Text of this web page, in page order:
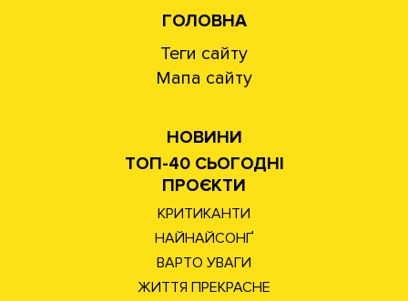
ГОЛОВНА
Теги сайту
Мапа сайту
НОВИНИ
ТОП-40 СЬОГОДНІ
ПРОЄКТИ
КРИТИКАНТИ
НАЙНАЙСОНҐ
ВАРТО УВАГИ
ЖИТТЯ ПРЕКРАСНЕ